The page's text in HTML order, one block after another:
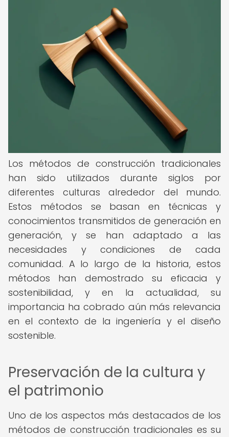
Los métodos de construcción tradicionales
han sido utilizados durante siglos por
diferentes culturas alrededor del mundo.
Estos métodos se basan en técnicas y
conocimientos transmitidos de generación en
generación, y se han adaptado a las
necesidades y condiciones de cada
comunidad. A lo largo de la historia, estos
métodos han demostrado su eficacia y
sostenibilidad, y en la actualidad, su
importancia ha cobrado aún más relevancia
en el contexto de la ingeniería y el diseño
sostenible.
Preservación de la cultura y
el patrimonio
Uno de los aspectos más destacados de los
métodos de construcción tradicionales es su